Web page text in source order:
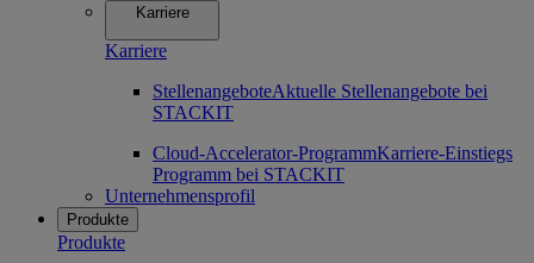
Karriere
Karriere
StellenangeboteAktuelle Stellenangebote bei
STACKIT
Cloud-Accelerator-ProgrammKarriere-Einstiegs
Programm bei STACKIT
Unternehmensprofil
Produkte
Produkte